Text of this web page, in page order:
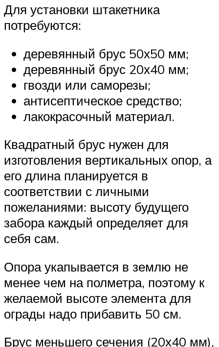
Для установки штакетника
потребуются:
деревянный брус 50х50 мм;
деревянный брус 20х40 мм;
гвозди или саморезы;
антисептическое средство;
лакокрасочный материал.
Квадратный брус нужен для
изготовления вертикальных опор, а
его длина планируется в
соответствии с личными
пожеланиями: высоту будущего
забора каждый определяет для
себя сам.
Опора укапывается в землю не
менее чем на полметра, поэтому к
желаемой высоте элемента для
ограды надо прибавить 50 см.
Брус меньшего сечения (20х40 мм),